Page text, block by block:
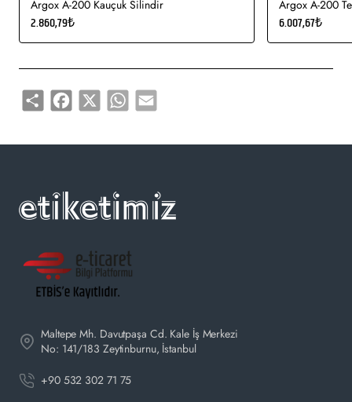
alışverişlerinizi web sitemiz üzerinden online olarak güvenle
satın alabilirsiniz.
Argox A-200 Kauçuk Silindir
2.860,79₺
Argox A-200
6.007,67₺
Share Facebook
X WhatsApp
Email
Maltepe Mh. Davutpaşa Cd. Kale İş Merkezi
No: 141/183 Zeytinburnu, İstanbul
+90 532 302 71 75